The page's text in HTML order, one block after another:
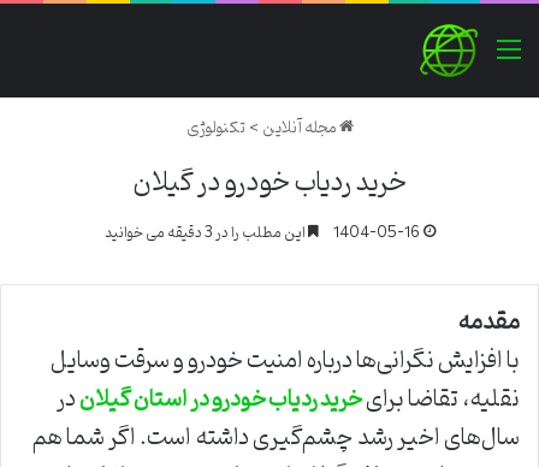
منو
مجله آنلاین>تکنولوژی
خرید ردیاب خودرو در گیلان
1404-05-16 این مطلب را در 3 دقیقه می خوانید
مقدمه
با افزایش نگرانی‌ها درباره امنیت خودرو و سرقت وسایل
نقلیه، تقاضا برایخرید ردیاب خودرو در استان گیلاندر
سال‌های اخیر رشد چشم‌گیری داشته است. اگر شما هم